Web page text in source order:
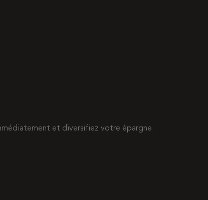
et diversifiez votre épargne.